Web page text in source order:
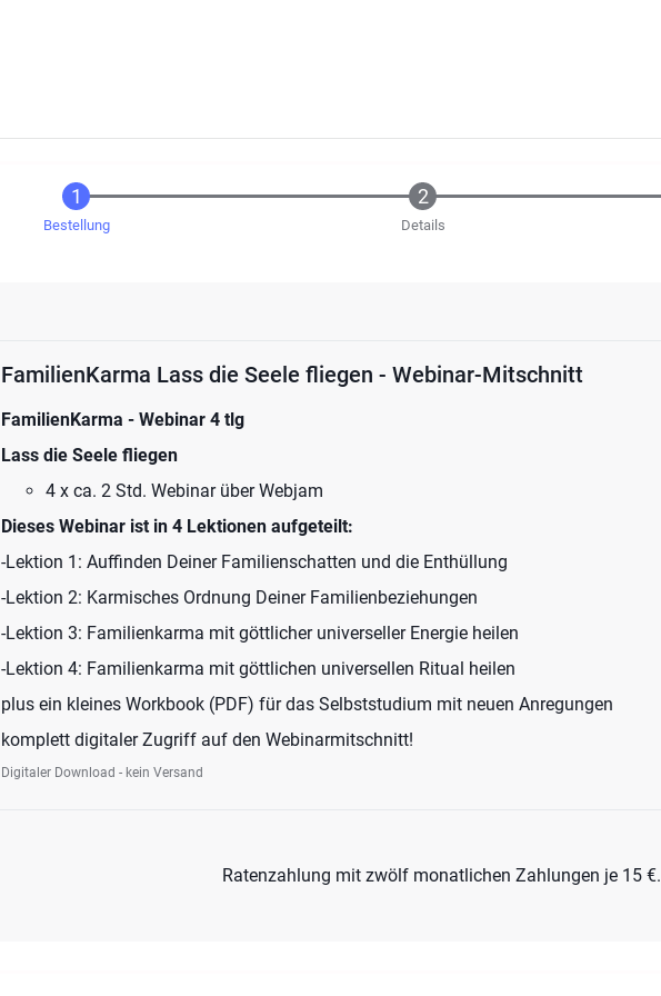
Bestellung Details
FamilienKarma Lass die Seele fliegen - Webinar-Mitschnitt
FamilienKarma - Webinar 4 tlg
Lass die Seele fliegen
4 x ca. 2 Std. Webinar über Webjam
Dieses Webinar ist in 4 Lektionen aufgeteilt:
-Lektion 1: Auffinden Deiner Familienschatten und die Enthüllung
-Lektion 2: Karmisches Ordnung Deiner Familienbeziehungen
-Lektion 3: Familienkarma mit göttlicher universeller Energie heilen
-Lektion 4: Familienkarma mit göttlichen universellen Ritual heilen
plus ein kleines Workbook (PDF) für das Selbststudium mit neuen Anregungen
komplett digitaler Zugriff auf den Webinarmitschnitt!
Digitaler Download - kein Versand
Ratenzahlung mit zwölf monatlichen Zahlungen je 15 €.